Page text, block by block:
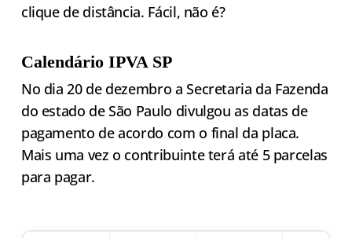
clique de distância. Fácil, não é?
Calendário IPVA SP
No dia 20 de dezembro a Secretaria da Fazenda
do estado de São Paulo divulgou as datas de
pagamento de acordo com o final da placa.
Mais uma vez o contribuinte terá até 5 parcelas
para pagar.